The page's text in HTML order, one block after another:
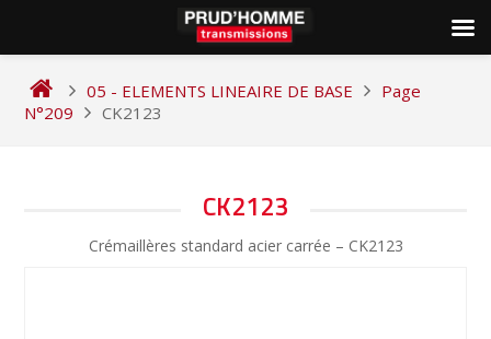
content
05 - ELEMENTS LINEAIRE DE BASE
Page
N°209
CK2123
CK2123
Crémaillères standard acier carrée – CK2123